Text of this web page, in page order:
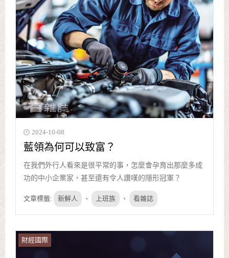
2024-10-08
藍領為何可以致富？
在我們外行人看來是很平常的事，怎麼會孕育出那麼多成
功的中小企業家，甚至還有令人讚嘆的隱形冠軍？
文章標籤: 新鮮人 、 上班族 、 看雜誌
財經國際